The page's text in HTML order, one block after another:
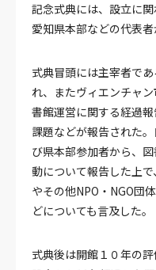
記念式典には、設立に関
愛知県本部などの代表者
式典冒頭には主宰者で
れ、またヴィエンチャ
書館運営に関する経過
課題などが報告された
び県本部参加者から、
動について報告した上
やその他NPO・NGO団
どについても言及した。
式典後は開館１０年の